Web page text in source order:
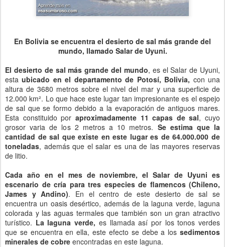
En Bolivia se encuentra el desierto de sal más grande del
mundo, llamado Salar de Uyuni.
El desierto de sal más grande del mundo, es el Salar de Uyuni,
estaubicado en el departamento de Potosí, Bolivia, con una
altura de 3680 metros sobre el nivel del mar y una superficie de
12.000 km². Lo que hace este lugar tan impresionante es el espejo
de sal que se formo debido a la evaporación de antiguos mares.
Esta constituido por aproximadamente 11 capas de sal, cuyo
grosor varia de los 2 metros a 10 metros. Se estima que la
cantidad de sal que existe en este lugar es de 64.000.000 de
toneladas, además que el salar es una de las mayores reservas
de litio.
Cada año en el mes de noviembre, el Salar de Uyuni es
escenario de cría para tres especies de flamencos (Chileno,
James y Andino). En el centro de este desierto de sal se
encuentra un oasis desértico, además de la laguna verde, laguna
colorada y las aguas termales que también son un gran atractivo
turístico. La laguna verde, es llamada así por los tonos verdes
que se encuentra en ella, este efecto se debe a los sedimentos
minerales de cobre encontradas en este laguna.